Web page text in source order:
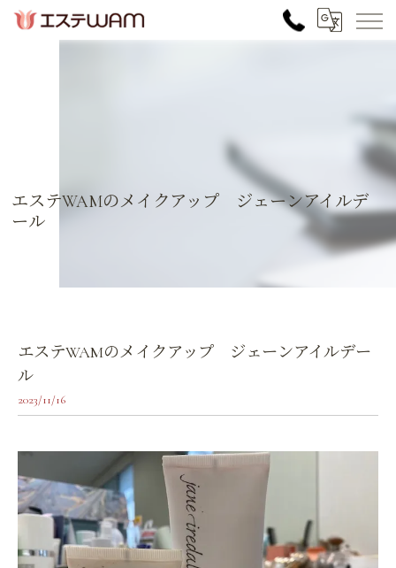
エステWAMのメイクアップ ジェーンアイルデ
ール
エステWAMのメイクアップ ジェーンアイルデー
ル
2023/11/16